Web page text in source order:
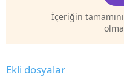
İçeriğin
Ekli dosyalar